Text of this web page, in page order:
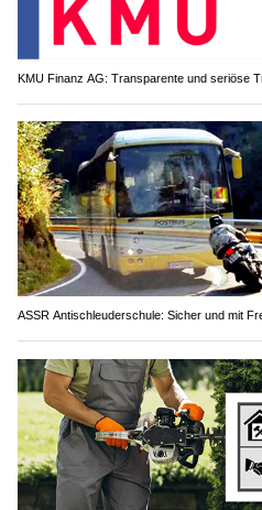
KMU Finanz AG: Transparente und seriöse
ASSR Antischleuderschule: Sicher und mit